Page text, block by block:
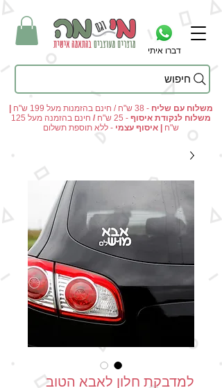
דברו איתי
חיפוש
משלוח עם שליח - 38 ש"ח / חינם בהזמנות מעל 199 ש"ח
|
משלוח לנקודת איסוף - 25 ש"ח /
חינם בהזמנה מעל 125
ש"ח | איסוף עצמי - ללא תוספת תשלום
למדבקת חלון לאבא הטוב